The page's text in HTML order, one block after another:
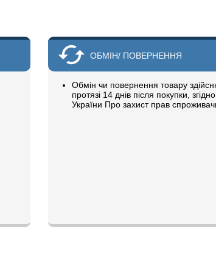
ОБМІН/ ПОВЕРНЕННЯ
Обмін чи повернення товару
протязі 14 днів після покупки,
України Про захист прав